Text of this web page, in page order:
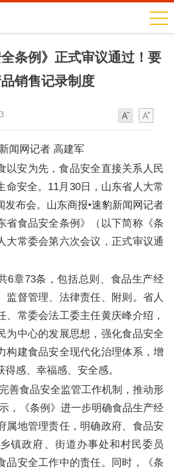
全条例》正式审议通过！要
销售记录制度
闻网记者 高建军​
以安为先，食品安全直接关系人民
命安全。11月30日，山东省人大常
发布会。山东商报•速豹新闻网记者
省食品安全条例》（以下简称《条
大常委会第六次会议，正式审议通
6章73条，包括总则、食品生产经
监督管理、法律责任、附则。省人
、常委会法工委主任黄庆峰介绍，
为中心的发展思想，强化食品安全
构建食品安全现代化治理体系，增
感、幸福感、安全感。
善食品安全监管工作机制，推动形
，《条例》进一步明确食品生产经
属地管理责任，明确政府、食品安
镇政府、街道办事处和村民委员
品安全工作中的责任。同时，《条